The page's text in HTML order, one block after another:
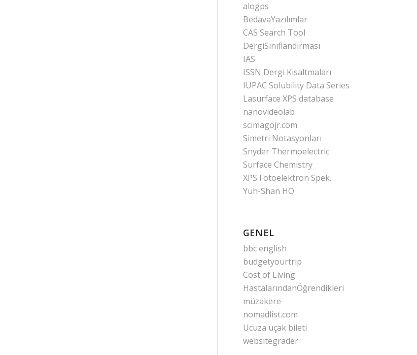
alogps
BedavaYazılımlar
CAS Search Tool
DergiSınıflandırması
IAS
ISSN Dergi Kısaltmaları
IUPAC Solubility Data Series
Lasurface XPS database
nanovideolab
scimagojr.com
Simetri Notasyonları
Snyder Thermoelectric
Surface Chemistry
XPS Fotoelektron Spek.
Yuh-Shan HO
GENEL
bbc english
budgetyourtrip
Cost of Living
HastalarındanÖğrendikleri
müzakere
nomadlist.com
Ucuza uçak bileti
websitegrader